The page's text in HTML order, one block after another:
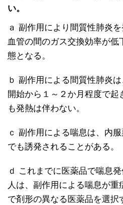
い。
ａ 副作用により間質性肺炎
血管の間のガス交換効率が
態となる。
ｂ 副作用による間質性肺炎
開始から１～２か月程度で起
も発熱は伴わない。
ｃ 副作用による喘息は、内
でも誘発されることがある。
ｄ これまでに医薬品で喘息
人は、副作用による喘息が
で剤形の異なる医薬品を選択